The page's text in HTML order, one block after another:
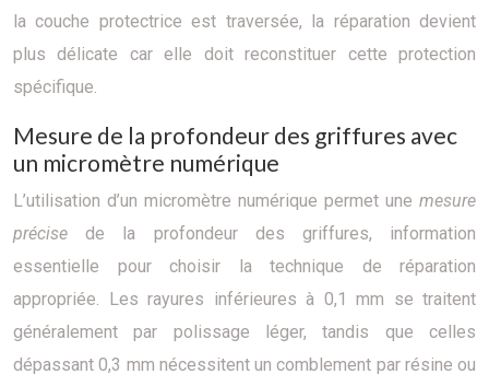
la couche protectrice est traversée, la réparation devient
plus délicate car elle doit reconstituer cette protection
spécifique.
Mesure de la profondeur des griffures avec
un micromètre numérique
L’utilisation d’un micromètre numérique permet une mesure
précisede la profondeur des griffures, information
essentielle pour choisir la technique de réparation
appropriée. Les rayures inférieures à 0,1 mm se traitent
généralement par polissage léger, tandis que celles
dépassant 0,3 mm nécessitent un comblement par résine ou